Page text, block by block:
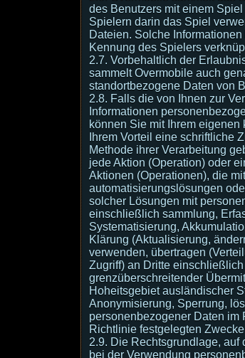
des Benutzers mit einem
Spielern darin das Spiel
Dateien. Solche
Kennung des Spielers
2.7. Vorbehaltlich der
sammelt Overmobile auch
standortbezogene Daten von
2.8. Falls die von Ihnen zur
Informationen
können Sie mit Ihrem eigenen
Ihrem Vorteil eine schriftliche
Methode ihrer Verarbeitung
jede Aktion (Operation) oder
Aktionen (Operationen), die
automatisierungslösungen
solcher Lösungen mit
einschließlich sammlung,
Systematisierung,
Klärung (Aktualisierung,
verwenden, übertragen
Zugriff) an Dritte einschließlich
grenzüberschreitender
Hoheitsgebiet ausländischer
Anonymisierung, Sperrung,
personenbezogener Daten im
Richtlinie festgelegten
2.9. Die Rechtsgrundlage, auf
bei der Verwendung